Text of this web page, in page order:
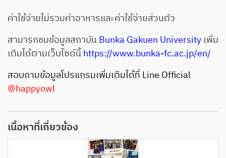
ค่าใช้จ่ายไม่รวมค่าอาหารและค่าใช้จ่ายส่วนตัว
สามารถชมข้อมูลสถาบันBunka Gakuen University เพิ่ม
เติมได้ตามเว็บไซด์นี้https://www.bunka-fc.ac.jp/en/
สอบถามข้อมูลโปรแกรมเพิ่มเติมได้ที่ Line Official
@happyowl
เนื้อหาที่เกี่ยวข้อง